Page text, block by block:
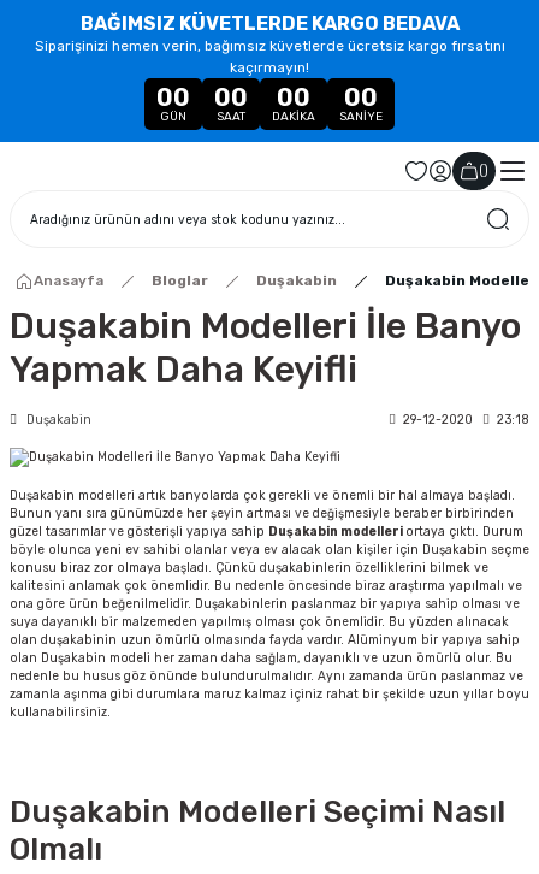
BAĞIMSIZ KÜVETLERDE KARGO BEDAVA
Siparişinizi hemen verin, bağımsız küvetlerde ücretsiz kargo fırsatını
kaçırmayın!
00
GÜN
00
SAAT
00
DAKIKA
00
SANIYE
()
Anasayfa Bloglar Duşakabin Duşakabin
Duşakabin Modelleri İle Banyo
Yapmak Daha Keyifli
Duşakabin 29-12-2020 23:18
Duşakabin modelleri artık banyolarda çok gerekli ve önemli bir hal almaya başladı.
Bunun yanı sıra günümüzde her şeyin artması ve değişmesiyle beraber birbirinden
güzel tasarımlar ve gösterişli yapıya sahip Duşakabin modelleri ortaya çıktı. Durum
böyle olunca yeni ev sahibi olanlar veya ev alacak olan kişiler için Duşakabin seçme
konusu biraz zor olmaya başladı. Çünkü duşakabinlerin özelliklerini bilmek ve
kalitesini anlamak çok önemlidir. Bu nedenle öncesinde biraz araştırma yapılmalı ve
ona göre ürün beğenilmelidir. Duşakabinlerin paslanmaz bir yapıya sahip olması ve
suya dayanıklı bir malzemeden yapılmış olması çok önemlidir. Bu yüzden alınacak
olan duşakabinin uzun ömürlü olmasında fayda vardır. Alüminyum bir yapıya sahip
olan Duşakabin modeli her zaman daha sağlam, dayanıklı ve uzun ömürlü olur. Bu
nedenle bu husus göz önünde bulundurulmalıdır. Aynı zamanda ürün paslanmaz ve
zamanla aşınma gibi durumlara maruz kalmaz içiniz rahat bir şekilde uzun yıllar boyu
kullanabilirsiniz.
Duşakabin Modelleri Seçimi Nasıl
Olmalı